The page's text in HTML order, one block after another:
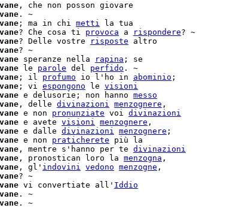
vane , che non posson giovare
vane . ~
vane ; ma in chi metti la tua
vane? Che cosa ti provoca a rispondere? ~
vane? Delle vostre risposte altro
vane? ~
vane speranze nella rapina ; se
vane le parole del perfido . ~
vane ; il profumo io l'ho in abominio
vane ; vi espongono le visioni
vane e delusorie; non hanno messo
vane , delle divinazioni menzognere ,
vane e non pronunziate voi divinazioni
vane e avete visioni menzognere ,
vane e dalle divinazioni menzognere ;
vane e non praticherete più la
vane , mentre s'hanno per te divinazioni
vane , pronostican loro la menzogna ,
vane , gl' indovini vedono menzogne
vane? ~
vane vi convertiate all' Iddio
vane . ~
vane